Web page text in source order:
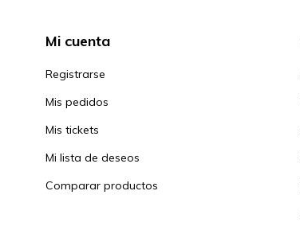
Mi cuenta
Registrarse
Mis pedidos
Mis tickets
Mi lista de deseos
Comparar productos